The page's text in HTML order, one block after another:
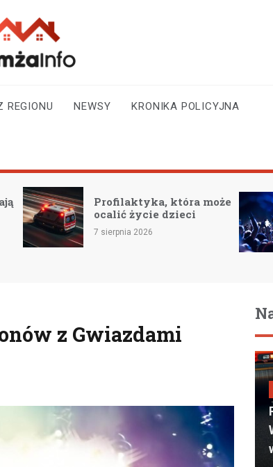
i okolicy
REGIONU NEWSY KRONIKA POLICYJNA
Profilaktyka, która może
ocalić życie dzieci
7 sierpnia 2026
Łomży
7 sierpnia
z Gwiazdami